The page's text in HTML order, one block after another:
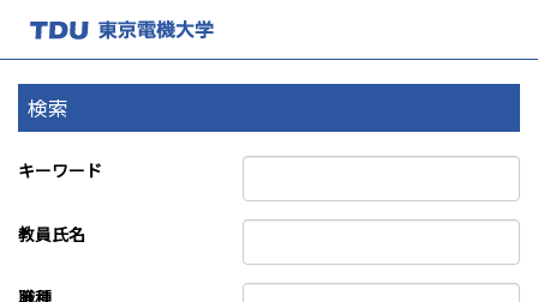
検索
キーワード
教員氏名
職種